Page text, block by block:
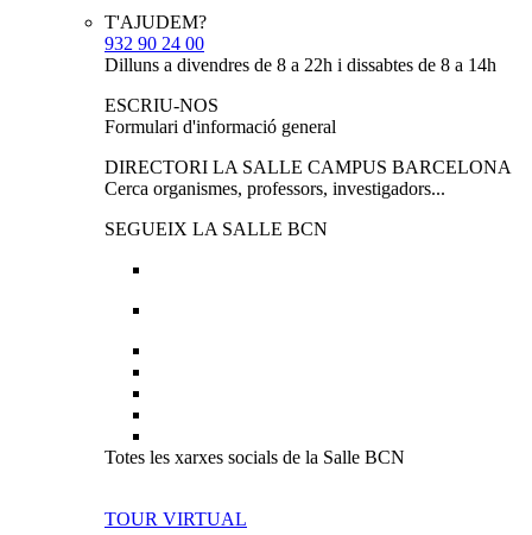
T'AJUDEM?
932 90 24 00
Dilluns a divendres de 8 a 22h i dissabtes de 8 a 14h
ESCRIU-NOS
Formulari d'informació general
DIRECTORI LA SALLE CAMPUS BARCELONA
Cerca organismes, professors, investigadors...
SEGUEIX LA SALLE BCN
Totes les xarxes socials de la Salle BCN
TOUR VIRTUAL